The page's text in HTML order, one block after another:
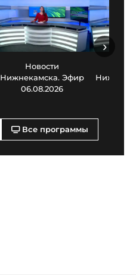
Новости
Нижнекамска. Эфир
06.08.2026
›
Все программы